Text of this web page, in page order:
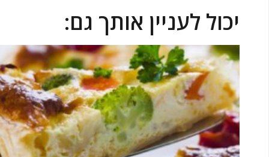
יכול לעניין אותך גם: